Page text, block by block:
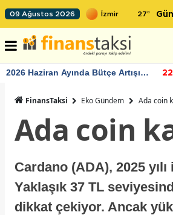
09 Ağustos 2026 27°
2026 Haziran Ayında Bütçe Artışı
FinansTaksi Eko Gündem Ada coin
Ada coin
Cardano (ADA), 2025
Yaklaşık 37 TL
dikkat çekiyor. Ancak